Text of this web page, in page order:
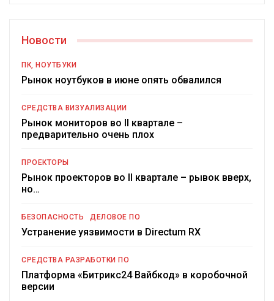
Новости
ПК, НОУТБУКИ
Рынок ноутбуков в июне опять обвалился
СРЕДСТВА ВИЗУАЛИЗАЦИИ
Рынок мониторов во II квартале –
предварительно очень плох
ПРОЕКТОРЫ
Рынок проекторов во II квартале – рывок вверх,
но…
БЕЗОПАСНОСТЬ ДЕЛОВОЕ ПО
Устранение уязвимости в Directum RX
СРЕДСТВА РАЗРАБОТКИ ПО
Платформа «Битрикс24 Вайбкод» в коробочной
версии